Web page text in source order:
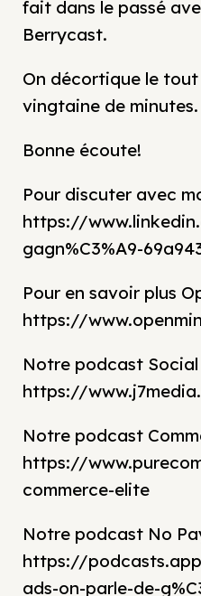
fait dans le passé
Berrycast.
On décortique le
vingtaine de minutes.
Bonne écoute!
Pour discuter avec
https://
gagn%C3%A9-
Pour en savoir plus
https://
Notre podcast Social
https://
Notre podcast
https://
commerce-elite
Notre podcast No
https://
ads-on-parle-de-